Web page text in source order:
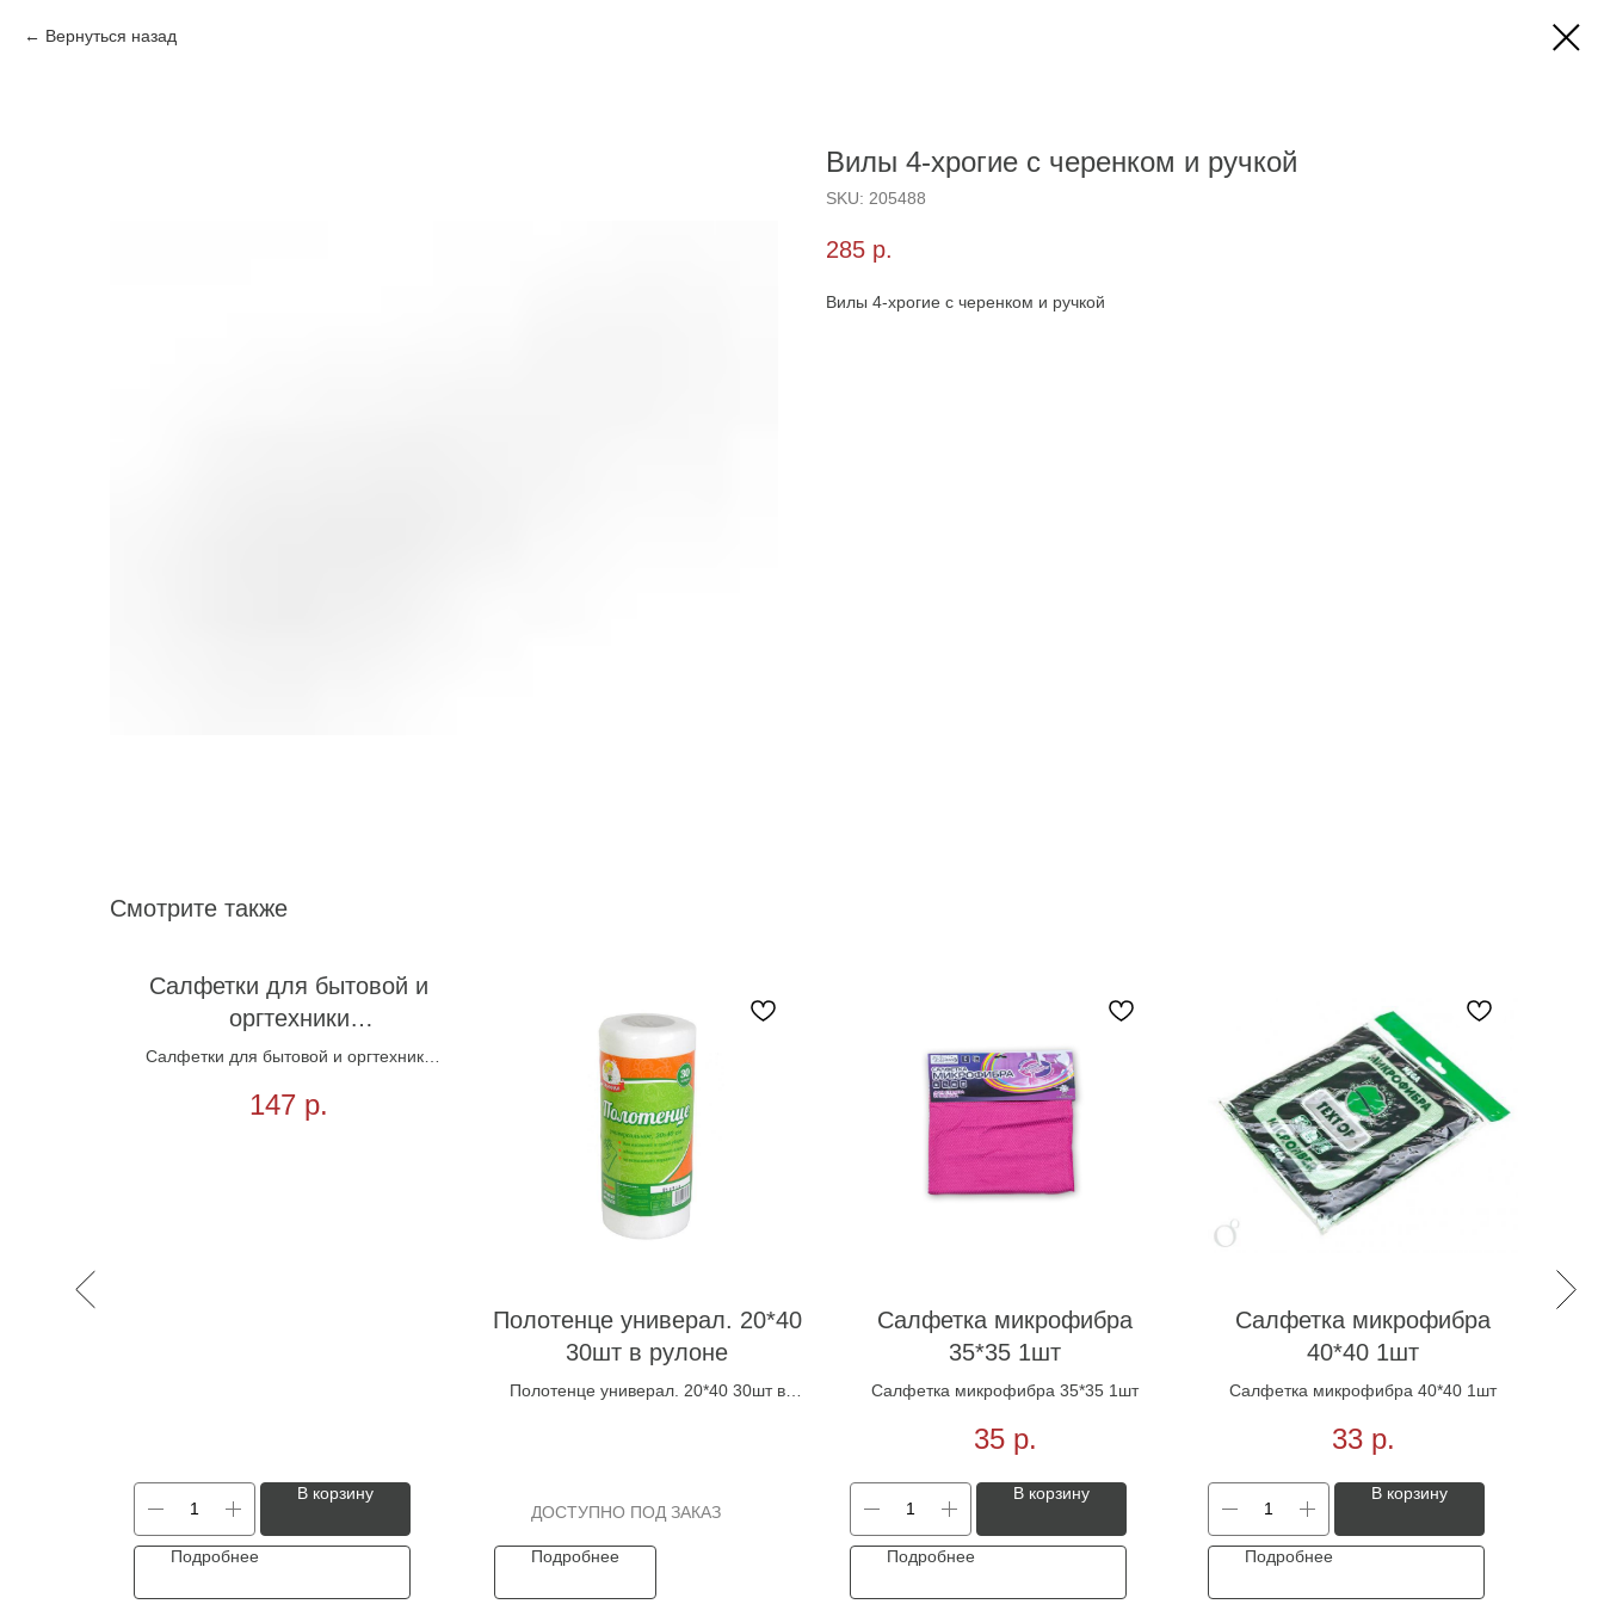
Вернуться назад
Вилы 4-хрогие с черенком и ручкой
SKU: 205488
285 р.
Вилы 4-хрогие с черенком и ручкой
Смотрите также
Салфетки для бытовой и
оргтехники
антибакт.,BRAUBERG,13x1
Салфетки для бытовой и оргтехники
147 р.
В корзину
Подробнее
Полотенце универал. 20*40
30шт в рулоне
Полотенце универал. 20*40 30шт в
Подробнее
Салфетка микрофибра
35*35 1шт
Салфетка микрофибра 35*35 1шт
35 р.
В корзину
Подробнее
Салфетка микрофибра
40*40 1шт
Салфетка микрофибра 40*40 1шт
33 р.
В корзину
Подробнее